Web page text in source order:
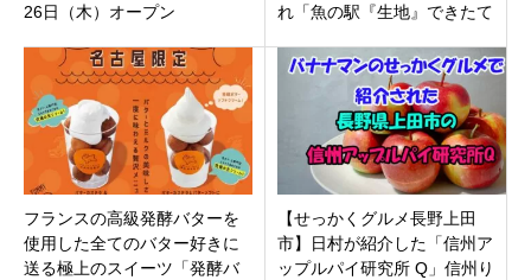
26日（木）オープン
れ「魚の駅『生地』できたて
の極上海鮮丼。
フランスの高級発酵バターを
使用した全てのバター好きに
送る極上のスイーツ「発酵バ
【せっかくグルメ長野上田
市】日村が紹介した「信州ア
ップルパイ研究所 Q」信州り